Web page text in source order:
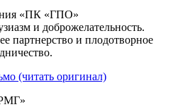
«ПК «ГПО»
и доброжелательность.
партнерство и плодотворное
(читать оригинал)